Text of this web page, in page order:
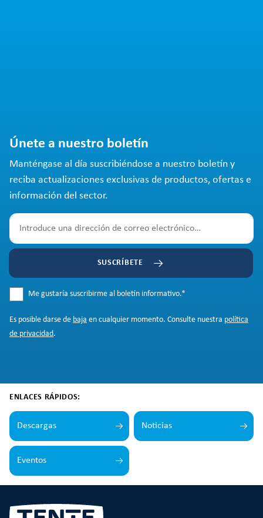
Únete a nuestro boletín
Manténgase al día suscribiéndose a nuestro boletín y
reciba actualizaciones exclusivas de productos, ofertas e
información del sector.
SUSCRÍBETE
Me gustaría suscribirme al boletín informativo.*
Es posible darse de baja en cualquier momento. Consulte nuestra política
de privacidad.
ENLACES RÁPIDOS:
Descargas Noticias
Eventos